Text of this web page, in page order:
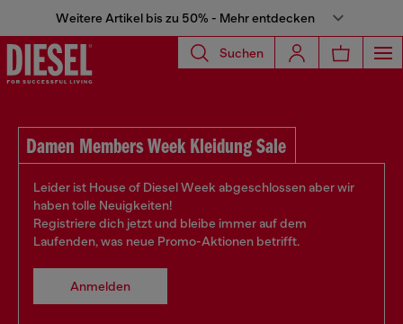
Weitere Artikel bis zu 50% - Mehr entdecken
Suchen
Damen Members Week Kleidung Sale
Leider ist House of Diesel Week abgeschlossen aber wir
haben tolle Neuigkeiten!
Registriere dich jetzt und bleibe immer auf dem
Laufenden, was neue Promo-Aktionen betrifft.
Anmelden